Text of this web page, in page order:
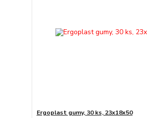
Ergoplast gumy, 30 ks, 23x18x50